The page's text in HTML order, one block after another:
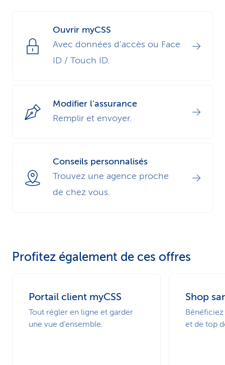
Ouvrir myCSS
Avec données d’accès ou Face
ID / Touch ID.
Modifier l’assurance
Remplir et envoyer.
Conseils personnalisés
Trouvez une agence proche
de chez vous.
Profitez également de ces offres
Portail client myCSS
Tout régler en ligne et garder
une vue d’ensemble.
Shop
Bénéficiez
et de top